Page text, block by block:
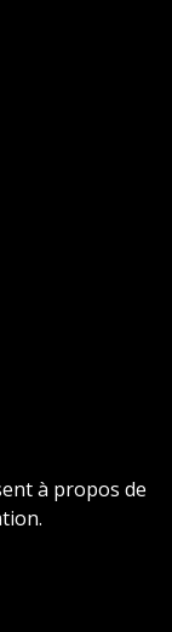
à propos de